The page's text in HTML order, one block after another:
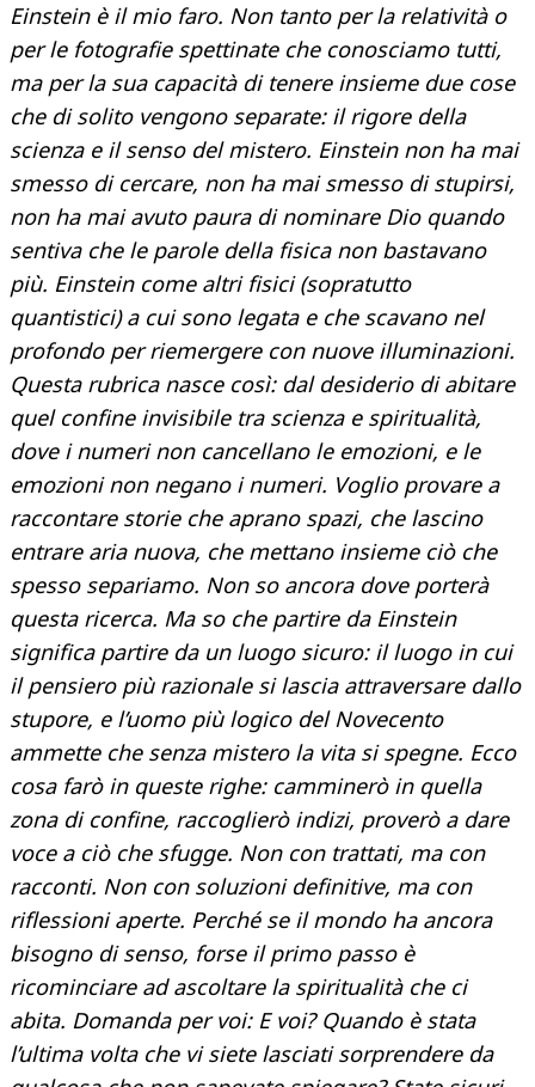
Einstein è il mio faro. Non tanto per la relatività o
per le fotografie spettinate che conosciamo tutti,
ma per la sua capacità di tenere insieme due cose
che di solito vengono separate: il rigore della
scienza e il senso del mistero. Einstein non ha mai
smesso di cercare, non ha mai smesso di stupirsi,
non ha mai avuto paura di nominare Dio quando
sentiva che le parole della fisica non bastavano
più. Einstein come altri fisici (sopratutto
quantistici) a cui sono legata e che scavano nel
profondo per riemergere con nuove illuminazioni.
Questa rubrica nasce così: dal desiderio di abitare
quel confine invisibile tra scienza e spiritualità,
dove i numeri non cancellano le emozioni, e le
emozioni non negano i numeri. Voglio provare a
raccontare storie che aprano spazi, che lascino
entrare aria nuova, che mettano insieme ciò che
spesso separiamo. Non so ancora dove porterà
questa ricerca. Ma so che partire da Einstein
significa partire da un luogo sicuro: il luogo in cui
il pensiero più razionale si lascia attraversare dallo
stupore, e l’uomo più logico del Novecento
ammette che senza mistero la vita si spegne. Ecco
cosa farò in queste righe: camminerò in quella
zona di confine, raccoglierò indizi, proverò a dare
voce a ciò che sfugge. Non con trattati, ma con
racconti. Non con soluzioni definitive, ma con
riflessioni aperte. Perché se il mondo ha ancora
bisogno di senso, forse il primo passo è
ricominciare ad ascoltare la spiritualità che ci
abita. Domanda per voi: E voi? Quando è stata
l’ultima volta che vi siete lasciati sorprendere da